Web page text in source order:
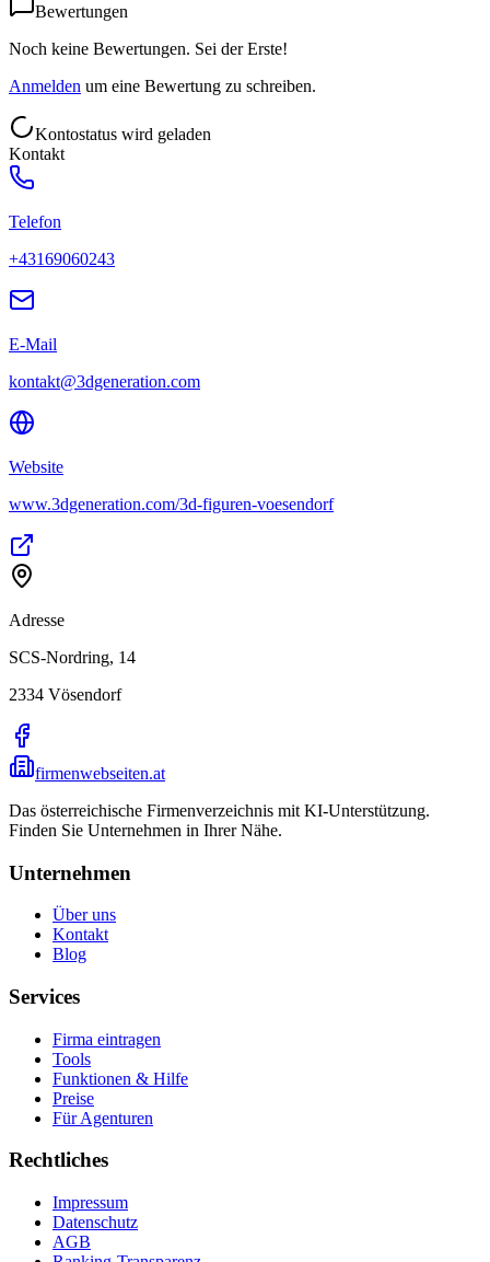
Bewertungen
Noch keine Bewertungen. Sei der Erste!
Anmelden um eine Bewertung zu schreiben.
Kontostatus wird geladen
Kontakt
Telefon
+43169060243
E-Mail
kontakt@3dgeneration.com
Website
www.3dgeneration.com/3d-figuren-voesendorf
Adresse
SCS-Nordring, 14
2334 Vösendorf
firmenwebseiten.at
Das österreichische Firmenverzeichnis mit KI-Unterstützung.
Finden Sie Unternehmen in Ihrer Nähe.
Unternehmen
Über uns
Kontakt
Blog
Services
Firma eintragen
Tools
Funktionen & Hilfe
Preise
Für Agenturen
Rechtliches
Impressum
Datenschutz
AGB